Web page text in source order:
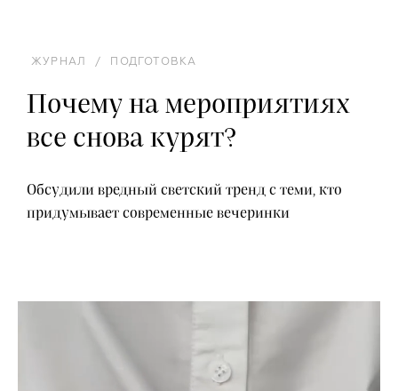
ЖУРНАЛ / ПОДГОТОВКА
Почему на мероприятиях
все снова курят?
Обсудили вредный светский тренд с теми, кто
придумывает современные вечеринки